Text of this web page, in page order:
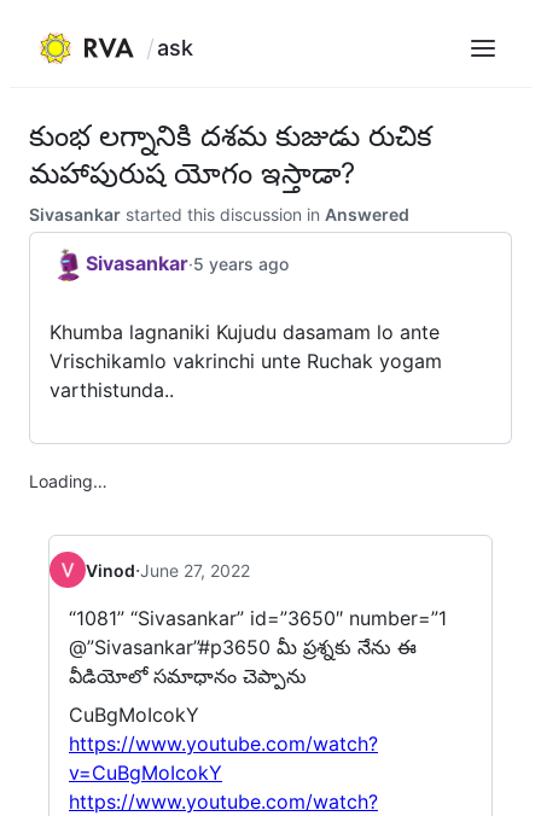
ask Menu
content
కుంభ లగ్నానికి దశమ కుజుడు రుచిక
మహాపురుష యోగం ఇస్తాడా?
Sivasankar started this discussion in Answered
Sivasankar·5 years ago
Khumba lagnaniki Kujudu dasamam lo ante
Vrischikamlo vakrinchi unte Ruchak yogam
varthistunda..
Loading…
Vinod·June 27, 2022
“1081” “Sivasankar” id=”3650″ number=”1
@”Sivasankar”#p3650 మీ ప్రశ్నకు నేను ఈ
వీడియోలో సమాధానం చెప్పాను
CuBgMoIcokY
https://www.youtube.com/watch?
v=CuBgMoIcokY
https://www.youtube.com/watch?